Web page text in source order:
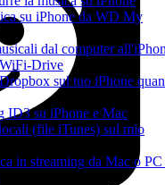
su iPhone da WD My
dal computer
WiFi-Drive
sul tuo iPhone
ID3 su iPhone e Mac
(file iTunes) sul mio
in streaming da Mac o PC